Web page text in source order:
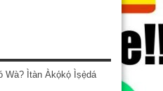
Wà? Ìtàn Àkọ́kọ́ Ìṣẹ̀dá